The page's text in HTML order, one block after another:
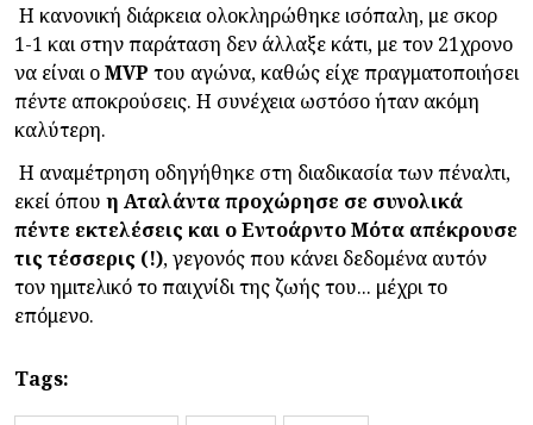
Η κανονική διάρκεια ολοκληρώθηκε ισόπαλη, με σκορ
1-1 και στην παράταση δεν άλλαξε κάτι, με τον 21χρονο
να είναι οMVP του αγώνα, καθώς είχε πραγματοποιήσει
πέντε αποκρούσεις. Η συνέχεια ωστόσο ήταν ακόμη
καλύτερη.
Η αναμέτρηση οδηγήθηκε στη διαδικασία των πέναλτι,
εκεί όπου η Αταλάντα προχώρησε σε συνολικά
πέντε εκτελέσεις και ο Εντοάρντο Μότα απέκρουσε
τις τέσσερις (!), γεγονός που κάνει δεδομένα αυτόν
τον ημιτελικό το παιχνίδι της ζωής του... μέχρι το
επόμενο.
Tags: